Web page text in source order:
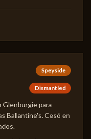
Speyside
Dismantled
Glenburgie para
Ballantine's. Cesó en